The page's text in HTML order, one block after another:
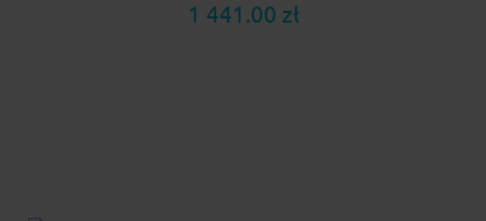
1 441.00 zł